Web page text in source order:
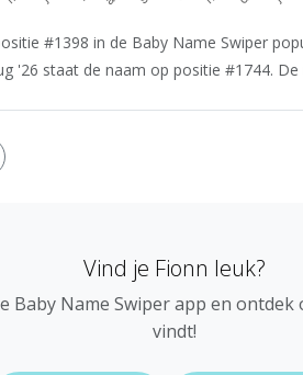
#1398 in de Baby Name Swiper
'26 staat de naam op positie #1744.
Vind je Fionn leuk?
Baby Name Swiper app en
vindt!